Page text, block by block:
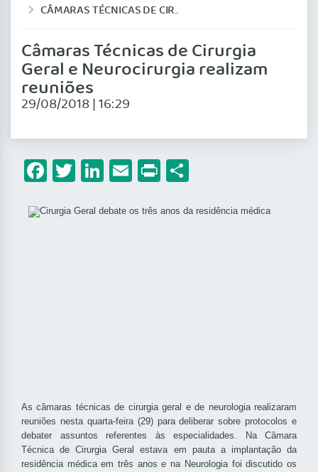
CÂMARAS TÉCNICAS DE CIRURGIA GERAL E NEUROCIRURGIA REALIZAM REUNIÕES
Câmaras Técnicas de Cirurgia
Geral e Neurocirurgia realizam
reuniões
29/08/2018 | 16:29
Facebook
Twitter
LinkedIn
Email
Print
As câmaras técnicas de cirurgia geral e de neurologia realizaram
reuniões nesta quarta-feira (29) para deliberar sobre protocolos e
debater assuntos referentes às especialidades. Na Câmara
Técnica de Cirurgia Geral estava em pauta a implantação da
residência médica em três anos e na Neurologia foi discutido os